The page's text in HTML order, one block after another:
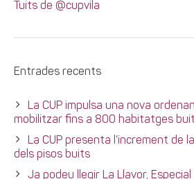
Tuits de @cupvila
Entrades recents
La CUP impulsa una nova
mobilitzar fins a 800 habitatges
La CUP presenta l’increment de
dels pisos buits
Ja podeu llegir La Llavor,